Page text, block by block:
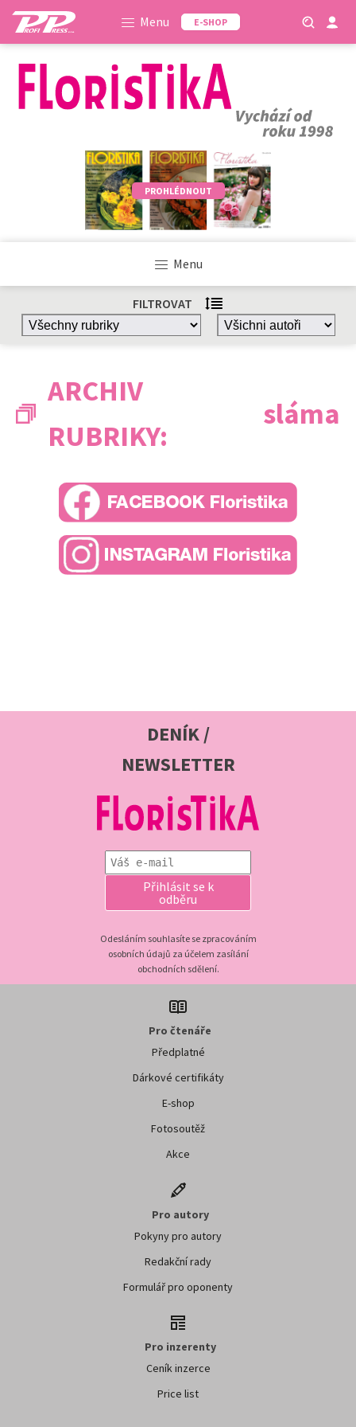
Menu E-SHOP
PROHLÉDNOUT
Menu
FILTROVAT
ARCHIV
RUBRIKY:
sláma
DENÍK /
NEWSLETTER
Přihlásit se k
odběru
Odesláním souhlasíte se zpracováním
osobních údajů za účelem zasílání
obchodních sdělení.
Pro čtenáře
Předplatné
Dárkové certifikáty
E-shop
Fotosoutěž
Akce
Pro autory
Pokyny pro autory
Redakční rady
Formulář pro oponenty
Pro inzerenty
Ceník inzerce
Price list